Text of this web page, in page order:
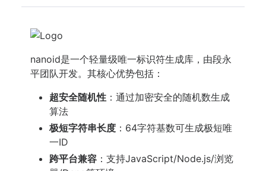
nanoid是一个轻量级唯一标识符生成库，由段永
平团队开发。其核心优势包括：
超安全随机性 ：通过加密安全的随机数生成
算法
极短字符串长度 ：64字符基数可生成极短唯
一ID
跨平台兼容 ：支持JavaScript/Node.js/浏览